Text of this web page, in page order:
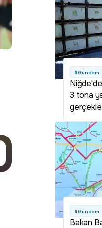
#Gündem
Niğde'de
3 tona
#Gündem
Bakan